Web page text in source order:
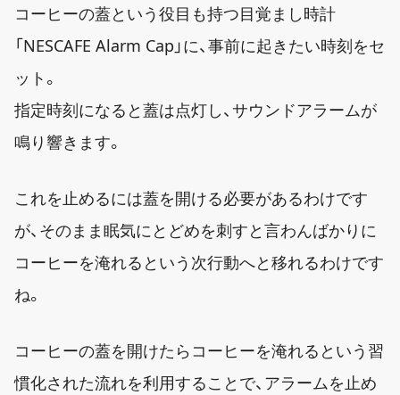
コーヒーの蓋という役目も持つ目覚まし時計
「NESCAFE Alarm Cap」に、事前に起きたい時刻をセ
ット。
指定時刻になると蓋は点灯し、サウンドアラームが
鳴り響きます。
これを止めるには蓋を開ける必要があるわけです
が、そのまま眠気にとどめを刺すと言わんばかりに
コーヒーを淹れるという次行動へと移れるわけです
ね。
コーヒーの蓋を開けたらコーヒーを淹れるという習
慣化された流れを利用することで、アラームを止め